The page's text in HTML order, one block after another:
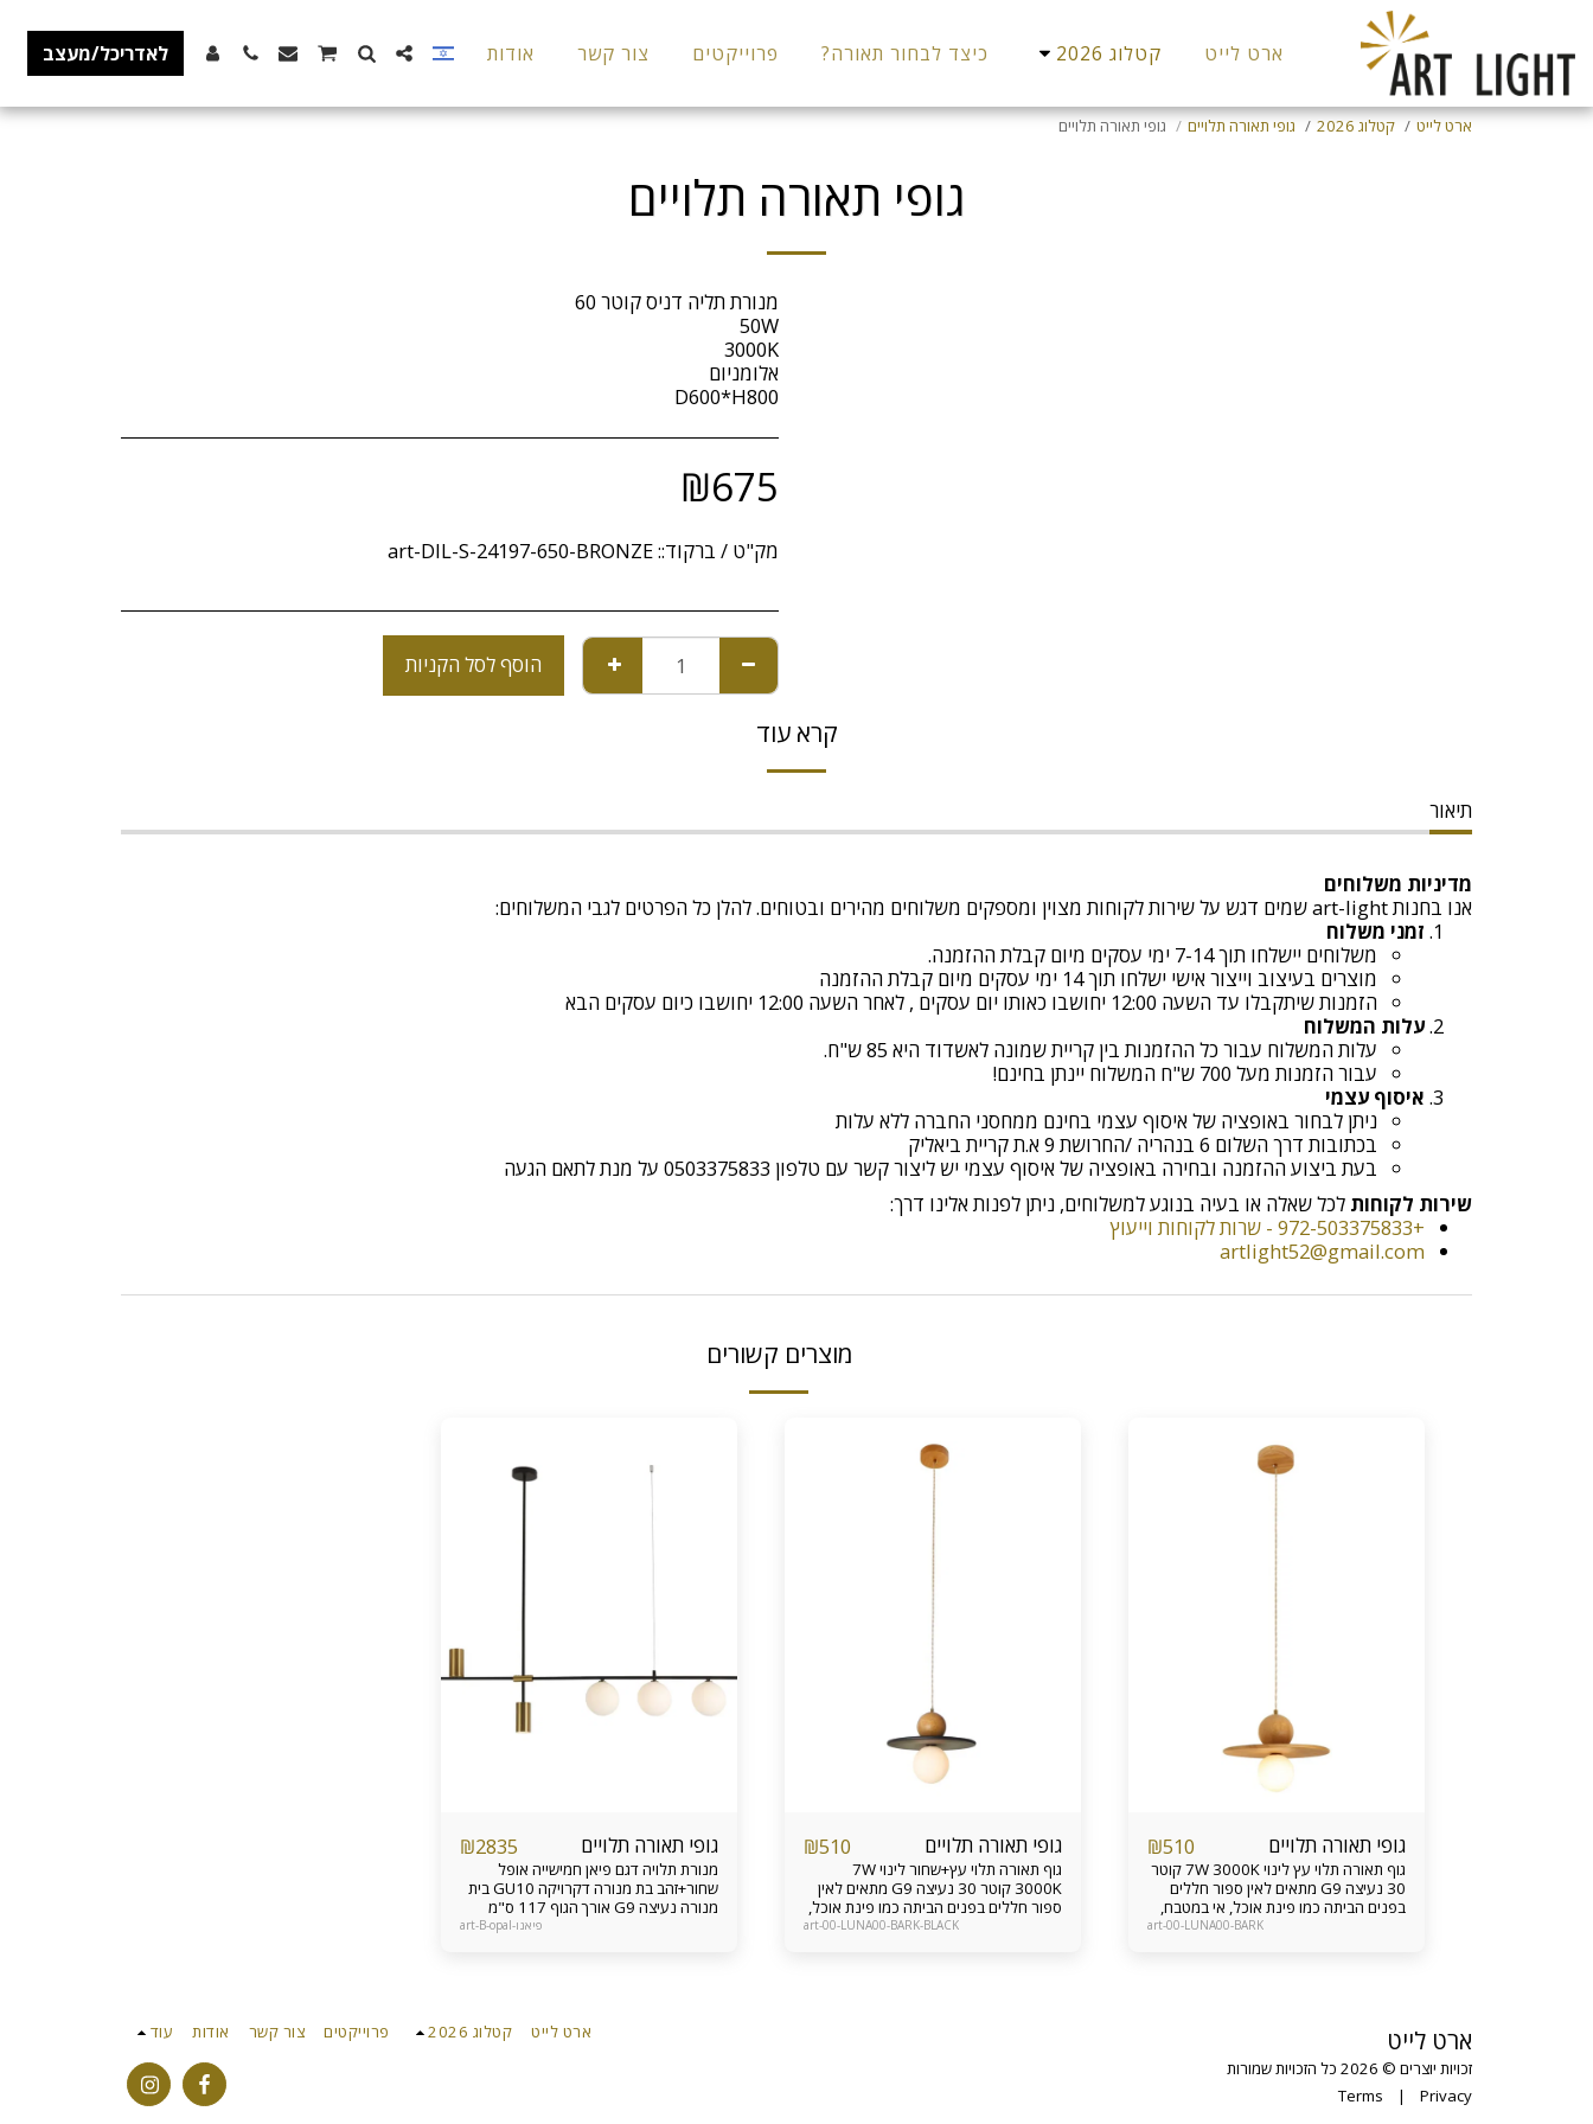
ארט לייט קטלוג 2026 כיצד לבחור תאורה? פרוייקטים צור קשר אודות לאדריכל/מעצב
ארט לייט קטלוג 2026 גופי תאורה תלויים גופי תאורה תלויים
גופי תאורה תלויים
D600*H800
₪675
מק"ט / ברקוד::art-DIL-S-24197-650-BRONZE
הוסף לסל הקניות
קרא עוד
תיאור
מדיניות משלוחים
אנו בחנות art-light שמים דגש על שירות לקוחות מצוין ומספקים משלוחים מהירים ובטוחים. להלן כל הפרטים לגבי המשלוחים:
זמני משלוח
משלוחים יישלחו תוך 7-14 ימי עסקים מיום קבלת ההזמנה.
מוצרים בעיצוב וייצור אישי ישלחו תוך 14 ימי עסקים מיום קבלת ההזמנה
הזמנות שיתקבלו עד השעה 12:00 יחושבו כאותו יום עסקים , לאחר השעה 12:00 יחושבו כיום עסקים הבא
עלות המשלוח
עלות המשלוח עבור כל ההזמנות בין קריית שמונה לאשדוד היא 85 ש"ח.
עבור הזמנות מעל 700 ש"ח המשלוח יינתן בחינם!
איסוף עצמי
ניתן לבחור באופציה של איסוף עצמי בחינם ממחסני החברה ללא עלות
בכתובות דרך השלום 6 בנהריה /החרושת 9 א.ת קריית ביאליק
בעת ביצוע ההזמנה ובחירה באופציה של איסוף עצמי יש ליצור קשר עם טלפון 0503375833 על מנת לתאם הגעה
שירות לקוחות לכל שאלה או בעיה בנוגע למשלוחים, ניתן לפנות אלינו דרך:
+972-503375833 - שרות לקוחות וייעוץ
artlight52@gmail.com
מוצרים קשורים
גופי תאורה תלויים ₪510
גוף תאורה תלוי עץ לינוי 7W 3000K קוטר
30 נעיצה G9 מתאים לאין ספור חללים
בפנים הביתה כמו פינת אוכל, אי במטבח,
צידי מיטה בחדר שינה, פינת דקורטיביות
art-00-LUNA00-BARK
גופי תאורה תלויים ₪510
גוף תאורה תלוי עץ+שחור לינוי 7W
3000K קוטר 30 נעיצה G9 מתאים לאין
ספור חללים בפנים הביתה כמו פינת אוכל,
אי במטבח, צידי מיטה בחדר שינה, פינת
art-00-LUNA00-BARK-BLACK
גופי תאורה תלויים ₪2835
מנורת תלויה דגם פיאן חמישייה אופל
שחור+זהב בת מנורה דקרויקה GU10 בית
מנורה נעיצה G9 אורך הגוף 117 ס"מ
גובה מינימאלי – 45 ס”מ ניתן להאריך את
פיאנו-art-B-opal
ארט לייט
זכויות יוצרים © 2026 כל הזכויות שמורות
Terms | Privacy
ארט לייט קטלוג 2026 פרוייקטים צור קשר אודות עוד